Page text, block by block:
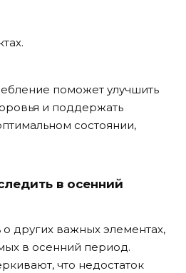
поможет улучшить
и поддержать
состоянии,
в осенний
о других важных элементах,
в осенний период.
что недостаток